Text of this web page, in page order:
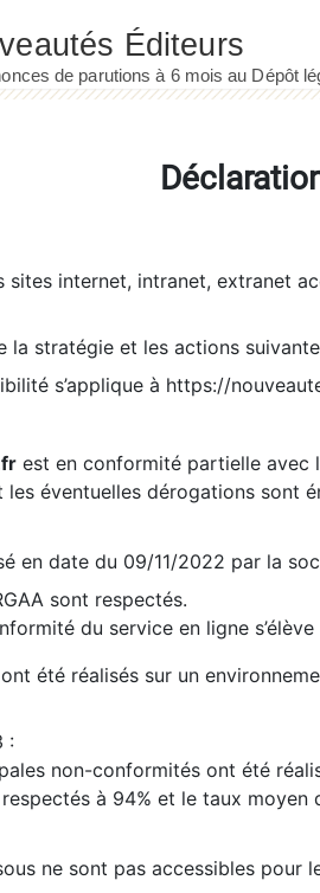
sites internet, intranet, extranet
stratégie et les actions
s’applique à https://
est en conformité partielle avec
éventuelles dérogations sont
en date du 09/11/2022 par la
sont respectés.
du service en ligne
été réalisés sur un
:
non-conformités ont été
à 94% et le taux
ne sont pas accessibles pour